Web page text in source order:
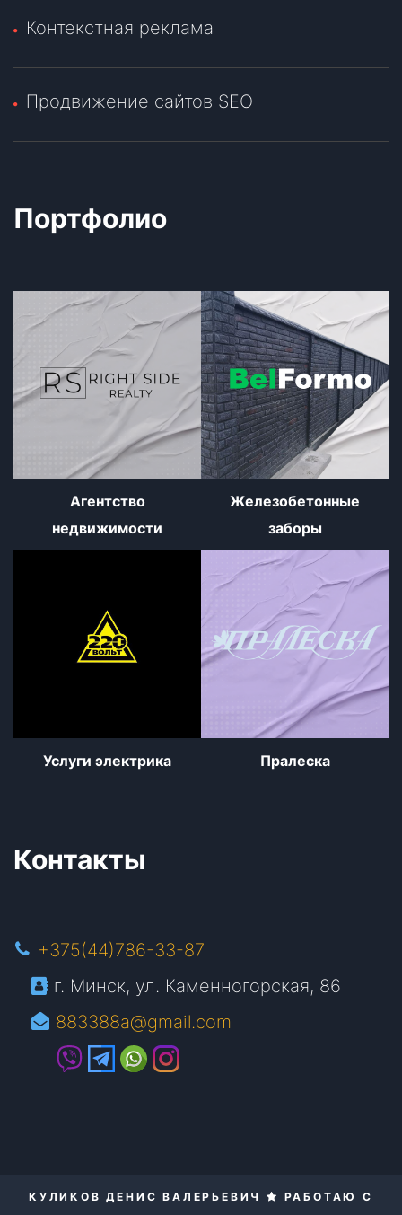
Контекстная реклама
Продвижение сайтов SEO
Портфолио
Агентство
недвижимости
Железобетонные
заборы
Услуги электрика Пралеска
Контакты
+375(44)786-33-87
г. Минск, ул. Каменногорская, 86
883388a@gmail.com
КУЛИКОВ ДЕНИС ВАЛЕРЬЕВИЧ РАБОТАЮ С